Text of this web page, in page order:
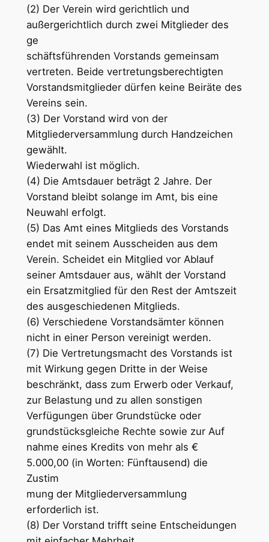
(2) Der Verein wird gerichtlich und
außergerichtlich durch zwei Mitglieder des
ge
schäftsführenden Vorstands gemeinsam
vertreten. Beide vertretungsberechtigten
Vorstandsmitglieder dürfen keine Beiräte des
Vereins sein.
(3) Der Vorstand wird von der
Mitgliederversammlung durch Handzeichen
gewählt.
Wiederwahl ist möglich.
(4) Die Amtsdauer beträgt 2 Jahre. Der
Vorstand bleibt solange im Amt, bis eine
Neuwahl erfolgt.
(5) Das Amt eines Mitglieds des Vorstands
endet mit seinem Ausscheiden aus dem
Verein. Scheidet ein Mitglied vor Ablauf
seiner Amtsdauer aus, wählt der Vorstand
ein Ersatzmitglied für den Rest der Amtszeit
des ausgeschiedenen Mitglieds.
(6) Verschiedene Vorstandsämter können
nicht in einer Person vereinigt werden.
(7) Die Vertretungsmacht des Vorstands ist
mit Wirkung gegen Dritte in der Weise
beschränkt, dass zum Erwerb oder Verkauf,
zur Belastung und zu allen sonstigen
Verfügungen über Grundstücke oder
grundstücksgleiche Rechte sowie zur Auf
nahme eines Kredits von mehr als €
5.000,00 (in Worten: Fünftausend) die
Zustim
mung der Mitgliederversammlung
erforderlich ist.
(8) Der Vorstand trifft seine Entscheidungen